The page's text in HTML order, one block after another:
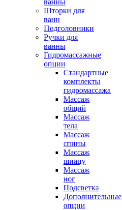
ванны
Шторки для
ванн
Подголовники
Ручки для
ванны
Гидромассажные
опции
Стандартные
комплекты
гидромассажа
Массаж
общий
Массаж
тела
Массаж
спины
Массаж
шиацу
Массаж
ног
Подсветка
Дополнительные
опции